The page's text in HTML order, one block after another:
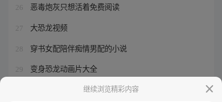
26 恶毒炮灰只想活着免费阅读
27 大恐龙视频
28 穿书女配陪伴痴情男配的小说
29 变身恐龙动画片大全
2023年最新免费单机游戏
继续浏览精彩内容